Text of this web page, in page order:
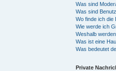
Was sind
Was sind
Wo finde ich die
Wie werde ich
Weshalb
Was ist eine
Was bedeutet
Private